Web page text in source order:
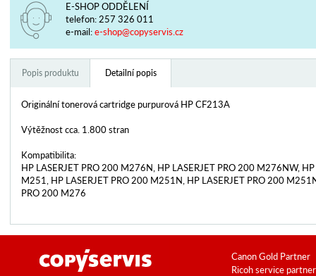
E-SHOP ODDĚLENÍ
telefon: 257 326 011
e-mail:e-shop@copyservis.cz
Popis produktu Detailní popis
Originální tonerová cartridge purpurová HP CF213A
Výtěžnost cca. 1.800 stran
Kompatibilita:
HP LASERJET PRO 200 M276N, HP LASERJET PRO 200 M276NW,
M251, HP LASERJET PRO 200 M251N, HP LASERJET PRO 200
PRO 200 M276
Canon Gold Partner
Ricoh service partner